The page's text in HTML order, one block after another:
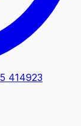
414923